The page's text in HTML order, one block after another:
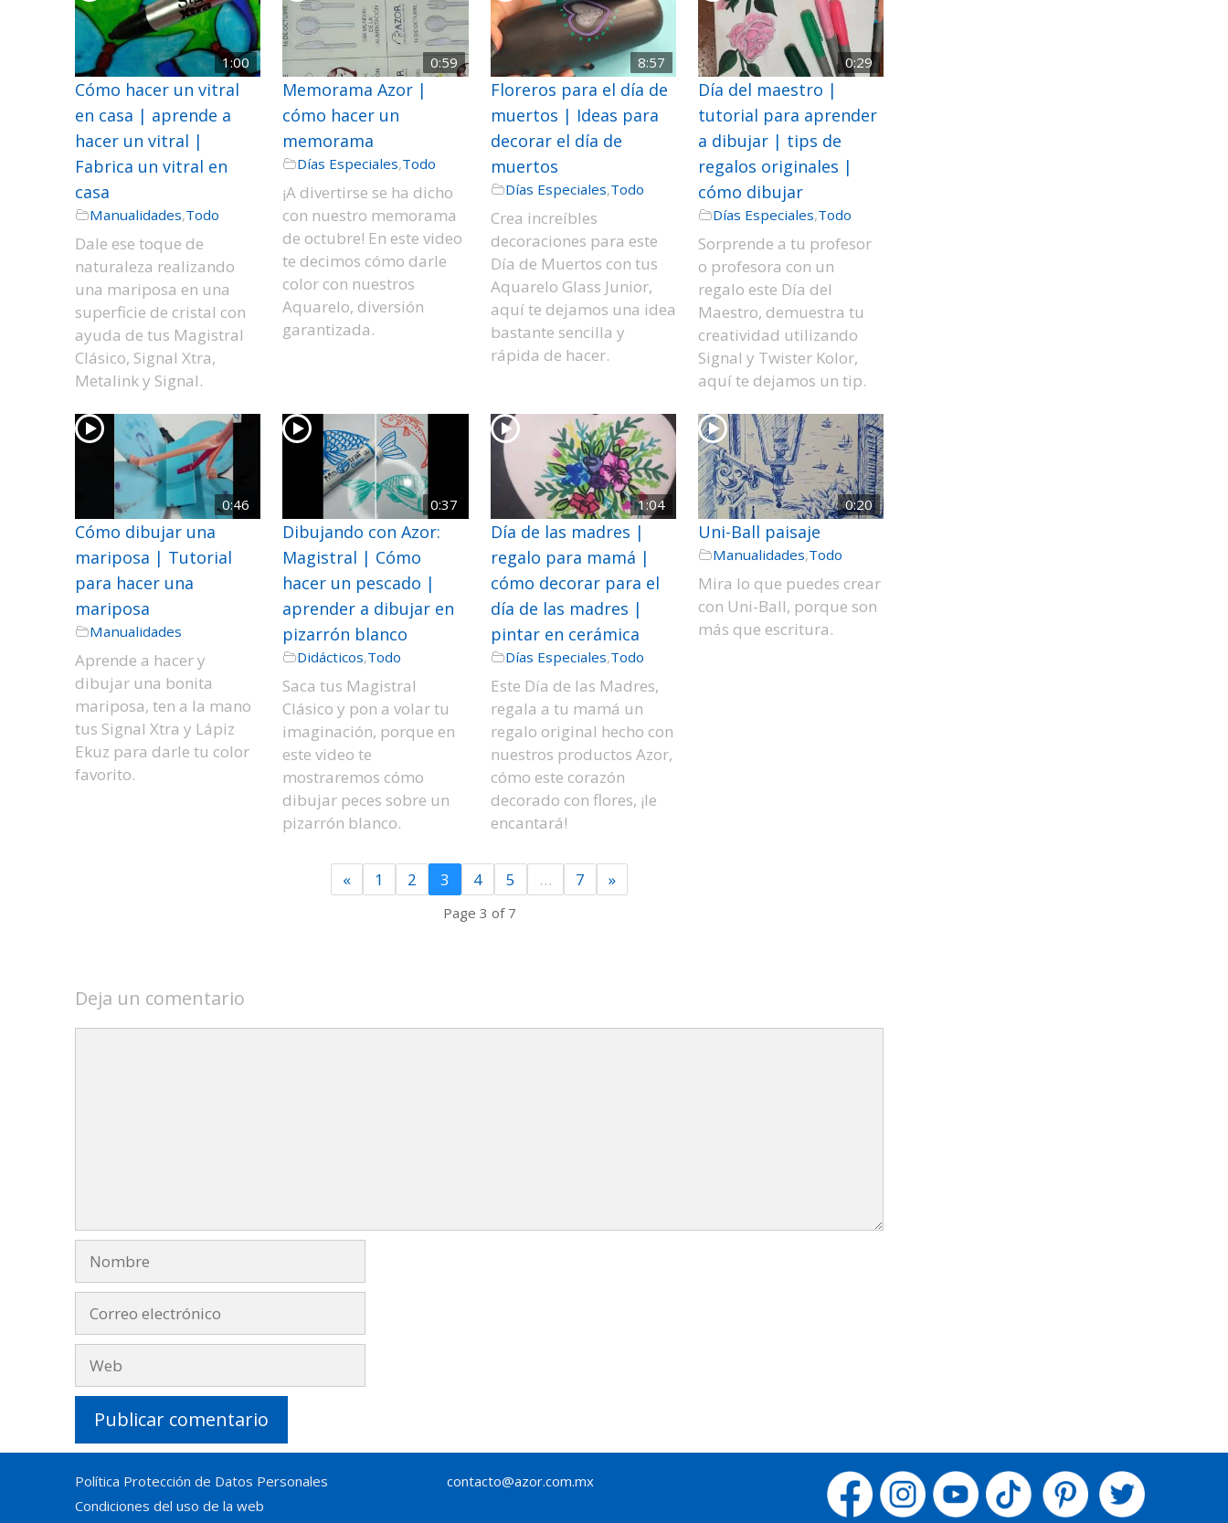
1:00
Cómo hacer un vitral
en casa | aprende a
hacer un vitral |
Fabrica un vitral en
casa
Manualidades,Todo
Dale ese toque de
naturaleza realizando
una mariposa en una
superficie de cristal con
ayuda de tus Magistral
Clásico, Signal Xtra,
Metalink y Signal.
0:59
Memorama Azor |
cómo hacer un
memorama
Días Especiales,Todo
¡A divertirse se ha dicho
con nuestro memorama
de octubre! En este video
te decimos cómo darle
color con nuestros
Aquarelo, diversión
garantizada.
8:57
Floreros para el día de
muertos | Ideas para
decorar el día de
muertos
Días Especiales,Todo
Crea increíbles
decoraciones para este
Día de Muertos con tus
Aquarelo Glass Junior,
aquí te dejamos una idea
bastante sencilla y
rápida de hacer.
0:29
Día del maestro |
tutorial para aprender
a dibujar | tips de
regalos originales |
cómo dibujar
Días Especiales,Todo
Sorprende a tu profesor
o profesora con un
regalo este Día del
Maestro, demuestra tu
creatividad utilizando
Signal y Twister Kolor,
aquí te dejamos un tip.
0:46
Cómo dibujar una
mariposa | Tutorial
para hacer una
mariposa
Manualidades
Aprende a hacer y
dibujar una bonita
mariposa, ten a la mano
tus Signal Xtra y Lápiz
Ekuz para darle tu color
favorito.
0:37
Dibujando con Azor:
Magistral | Cómo
hacer un pescado |
aprender a dibujar en
pizarrón blanco
Didácticos,Todo
Saca tus Magistral
Clásico y pon a volar tu
imaginación, porque en
este video te
mostraremos cómo
dibujar peces sobre un
pizarrón blanco.
1:04
Día de las madres |
regalo para mamá |
cómo decorar para el
día de las madres |
pintar en cerámica
Días Especiales,Todo
Este Día de las Madres,
regala a tu mamá un
regalo original hecho con
nuestros productos Azor,
cómo este corazón
decorado con flores, ¡le
encantará!
0:20
Uni-Ball paisaje
Manualidades,Todo
Mira lo que puedes crear
con Uni-Ball, porque son
más que escritura.
« 1 2 3 4 5 … 7 »
Page 3 of 7
Deja un comentario
electrónico
Política Protección de Datos Personales
Condiciones del uso de la web
contacto@azor.com.mx